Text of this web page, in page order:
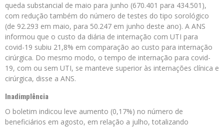
queda substancial de maio para junho (670.401 para 434.501),
com redução também do número de testes do tipo sorológico
(de 92.293 em maio, para 50.247 em junho deste ano). A ANS
informou que o custo da diária de internação com UTI para
covid-19 subiu 21,8% em comparação ao custo para internação
cirúrgica. Do mesmo modo, o tempo de internação para covid-
19, com ou sem UTI, se manteve superior às internações clínica e
cirúrgica, disse a ANS.
Inadimplência
O boletim indicou leve aumento (0,17%) no número de
beneficiários em agosto, em relação a julho, totalizando